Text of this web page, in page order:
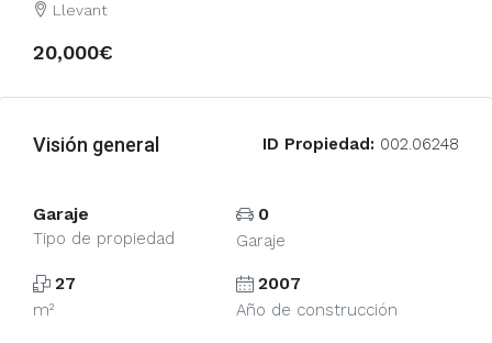
Llevant
20,000€
Visión general ID Propiedad: 002.06248
Garaje
Tipo de propiedad
0
Garaje
27
m²
2007
Año de construcción